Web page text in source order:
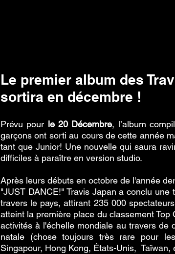
Le premier album des
sortira en décembre !
Prévu pour le 20 Décembre, l’album
garçons ont sorti au cours de cette année
tant que Junior! Une nouvelle qui saura
difficiles à paraître en version studio.
Après leurs débuts en octobre de l'année
"JUST DANCE!" Travis Japan a conclu
travers le pays, attirant 235 000
atteint la première place du classement
activités à l'échelle mondiale au travers de
natale (chose toujours très rare pour
Singapour, Hong Kong, États-Unis,  Taïwan,